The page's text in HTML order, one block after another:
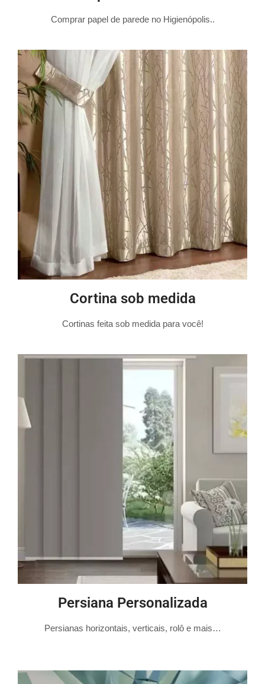
Comprar papel de parede no Higienópolis..
Cortina sob medida
Cortinas feita sob medida para você!
Persiana Personalizada
Persianas horizontais, verticais, rolô e mais…